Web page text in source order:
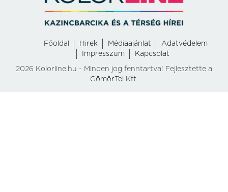
Főoldal Hirek Médiaajánlat
Adatvédelem
Impresszum
Kapcsolat
2026 Kolorline.hu - Minden jog fenntartva! Fejlesztette a
GömörTel Kft.